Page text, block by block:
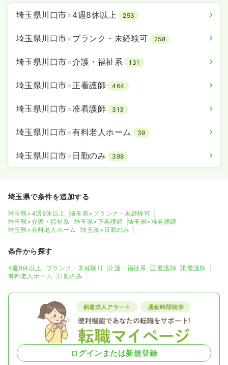
埼玉県川口市×4週8休以上 253
埼玉県川口市×ブランク・未経験可 258
埼玉県川口市×介護・福祉系 131
埼玉県川口市×正看護師 464
埼玉県川口市×准看護師 313
埼玉県川口市×有料老人ホーム 39
埼玉県川口市× 日勤のみ 398
埼玉県で条件を追加する
埼玉県×4週8休以上
埼玉県×ブランク・未経験可
埼玉県×介護・福祉系
埼玉県×正看護師
埼玉県×准看護師
埼玉県×有料老人ホーム
埼玉県×日勤のみ
条件から探す
4週8休以上 ブランク・未経験可 介護・福祉系 正看護師
准看護師
有料老人ホーム
日勤のみ
ログインまたは新規登録